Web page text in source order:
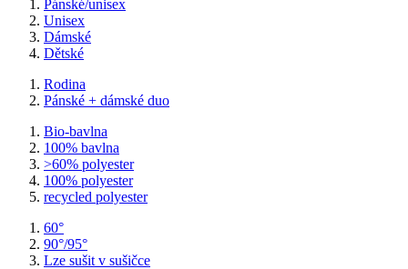
Pánské/unisex
Unisex
Dámské
Dětské
Rodina
Pánské + dámské duo
Bio-bavlna
100% bavlna
>60% polyester
100% polyester
recycled polyester
60°
90°/95°
Lze sušit v sušičce